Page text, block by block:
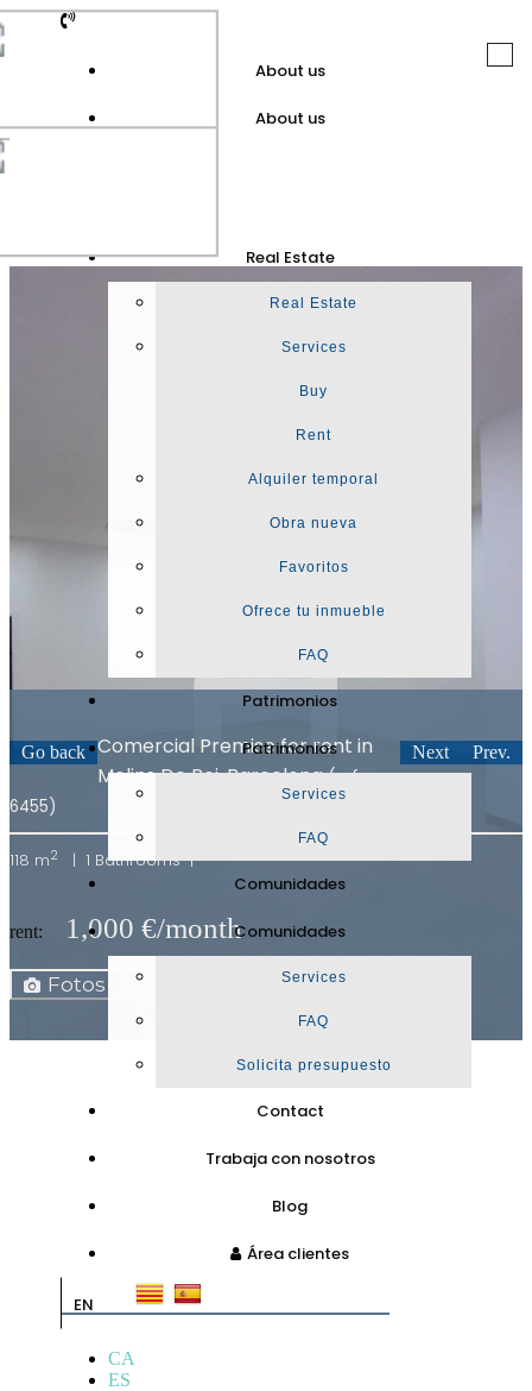
About us
About us
Real Estate
Real Estate
Services
Buy
Rent
Alquiler temporal
Obra nueva
Favoritos
Ofrece tu inmueble
FAQ
Patrimonios
Patrimonios
Services
FAQ
Comunidades
Comunidades
Services
FAQ
Solicita presupuesto
Contact
Trabaja con nosotros
Blog
Área clientes
EN
CA
ES
Go back Prev.
Next
Comercial Premise for rent in
Molins De Rei, Barcelona(ref.
6455)
118 m2 | 1 Bathrooms |
rent: 1,000 €/month
Fotos